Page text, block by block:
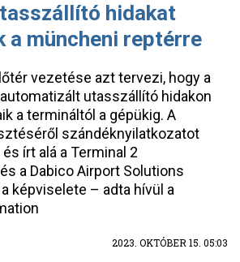
hidakat
a müncheni reptérre
vezetése azt tervezi, hogy a
utasszállító hidakon
a termináltól a gépükig. A
szándéknyilatkozatot
írt alá a Terminal 2
a Dabico Airport Solutions
képviselete – adta hívül a
2023. OKTÓBER 15. 05:03